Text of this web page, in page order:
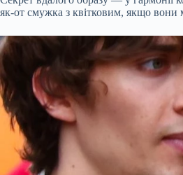
як-от смужка з квітковим, якщо вони